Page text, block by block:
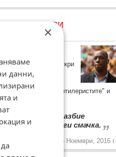
НА БИСЕРИ
на Арсенал не скри
си преди
Лондон между "артилеристите" и
Арсенал да разбие
тотално да ги смачка. „
6 Ноември, 2016 г.
×
данни,
и
и